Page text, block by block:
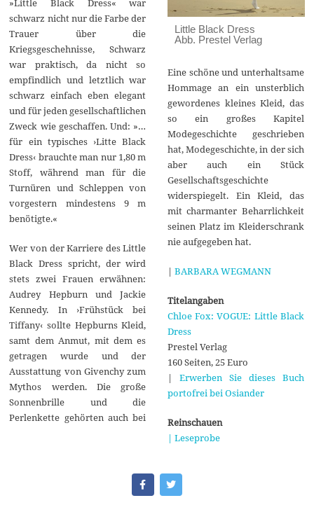
»Little Black Dress« war
schwarz nicht nur die Farbe der
Trauer über die
Kriegsgeschehnisse, Schwarz
war praktisch, da nicht so
empfindlich und letztlich war
schwarz einfach eben elegant
und für jeden gesellschaftlichen
Zweck wie geschaffen. Und: »…
für ein typisches ›Litte Black
Dress‹ brauchte man nur 1,80 m
Stoff, während man für die
Turnüren und Schleppen von
vorgestern mindestens 9 m
benötigte.«
Wer von der Karriere des Little
Black Dress spricht, der wird
stets zwei Frauen erwähnen:
Audrey Hepburn und Jackie
Kennedy. In ›Frühstück bei
Tiffany‹ sollte Hepburns Kleid,
samt dem Anmut, mit dem es
getragen wurde und der
Ausstattung von Givenchy zum
Mythos werden. Die große
Sonnenbrille und die
Perlenkette gehörten auch bei
Little Black Dress
Abb. Prestel Verlag
Eine schöne und unterhaltsame
Hommage an ein unsterblich
gewordenes kleines Kleid, das
so ein großes Kapitel
Modegeschichte geschrieben
hat, Modegeschichte, in der sich
aber auch ein Stück
Gesellschaftsgeschichte
widerspiegelt. Ein Kleid, das
mit charmanter Beharrlichkeit
seinen Platz im Kleiderschrank
nie aufgegeben hat.
| BARBARA WEGMANN
Titelangaben
Chloe Fox: VOGUE: Little Black
Dress
Prestel Verlag
160 Seiten, 25 Euro
| Erwerben Sie dieses Buch
portofrei bei Osiander
Reinschauen
| Leseprobe